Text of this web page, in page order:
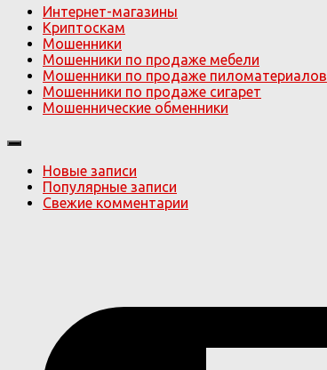
Интернет-магазины
Криптоскам
Мошенники
Мошенники по продаже мебели
Мошенники по продаже пиломатериалов
Мошенники по продаже сигарет
Мошеннические обменники
Новые записи
Популярные записи
Свежие комментарии